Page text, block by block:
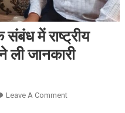
में राष्ट्रीय
ली जानकारी
Leave A CommentOn “ह्यूमन राइट्स